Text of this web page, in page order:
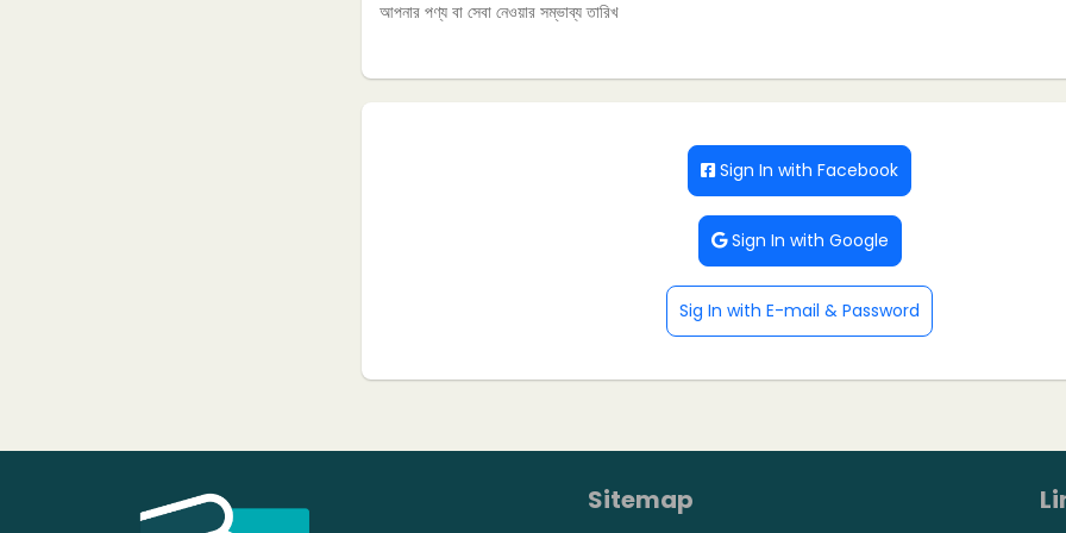
আপনার পণ্য বা সেবা নেওয়ার সম্ভাব্য তারিখ
Sign In with Facebook
Sign In with Google
Sig In with E-mail & Password
Sitemap